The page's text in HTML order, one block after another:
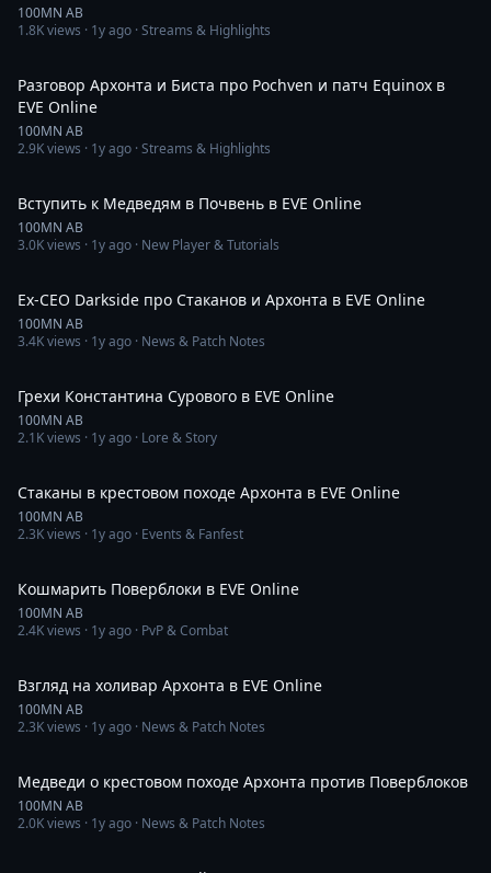
100MN AB
1.8Kviews · 1y ago · Streams & Highlights
Разговор Архонтa и Биста про Pochven и патч Equinox в
EVE Online
100MN AB
2.9Kviews · 1y ago · Streams & Highlights
Вступить к Медведям в Почвень в EVE Online
100MN AB
3.0Kviews · 1y ago · New Player & Tutorials
Ex-CEO Darkside про Стаканов и Архонта в EVE Online
100MN AB
3.4Kviews · 1y ago · News & Patch Notes
Грехи Константина Сурового в EVE Online
100MN AB
2.1Kviews · 1y ago · Lore & Story
Стаканы в крестовом походе Архонта в EVE Online
100MN AB
2.3Kviews · 1y ago · Events & Fanfest
Кошмарить Поверблоки в EVE Online
100MN AB
2.4Kviews · 1y ago · PvP & Combat
Взгляд на холивар Архонта в EVE Online
100MN AB
2.3Kviews · 1y ago · News & Patch Notes
Медведи о крестовом походе Архонта против Поверблоков
100MN AB
2.0Kviews · 1y ago · News & Patch Notes